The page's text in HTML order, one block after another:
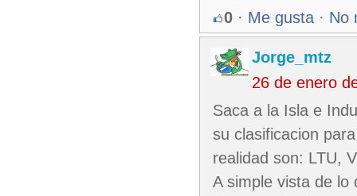
0 · Me gusta · No
Jorge_mtz
26 de enero
Saca a la Isla e
su clasificacion
realidad son: LTU,
A simple vista de lo